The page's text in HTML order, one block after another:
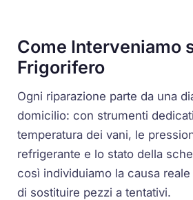
Come Interveniamo
Frigorifero
Ogni riparazione parte da una
domicilio: con strumenti
temperatura dei vani, le
refrigerante e lo stato della
così individuiamo la causa
di sostituire pezzi a tentativi.